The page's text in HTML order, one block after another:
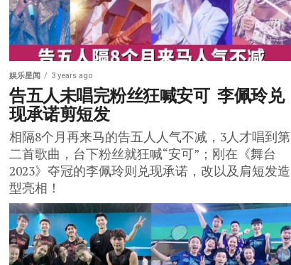
娱乐星闻 3 years ago
告五人未唱完粉丝狂喊安可  李佩玲兑
现承诺剪短发
相隔8个月再来马的告五人人气不减，3人才唱到第
二首歌曲，台下粉丝就狂喊“安可”；刚在《舞台
2023》夺冠的李佩玲则兑现承诺，改以及肩短发造
型亮相！